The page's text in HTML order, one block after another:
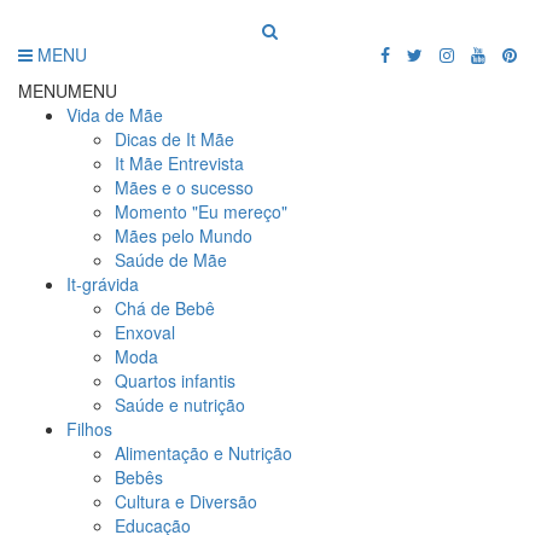
MENU
MENUMENU
Vida de Mãe
Dicas de It Mãe
It Mãe Entrevista
Mães e o sucesso
Momento "Eu mereço"
Mães pelo Mundo
Saúde de Mãe
It-grávida
Chá de Bebê
Enxoval
Moda
Quartos infantis
Saúde e nutrição
Filhos
Alimentação e Nutrição
Bebês
Cultura e Diversão
Educação